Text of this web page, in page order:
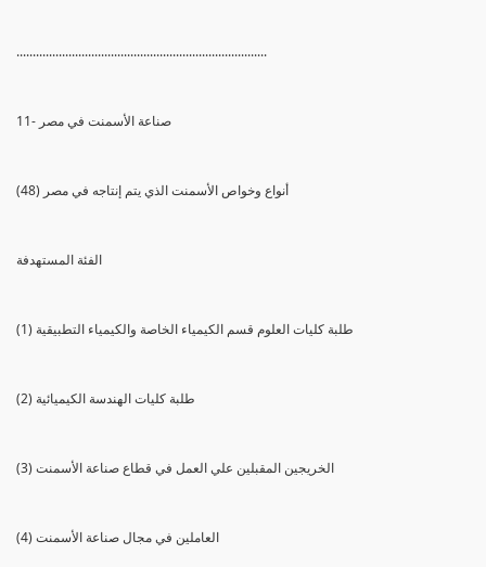
.............................................................................
11- صناعة الأسمنت في مصر
(48) أنواع وخواص الأسمنت الذي يتم إنتاجه في مصر
الفئة المستهدفة
(1) طلبة كليات العلوم قسم الكيمياء الخاصة والكيمياء التطبيقية
(2) طلبة كليات الهندسة الكيميائية
(3) الخريجين المقبلين علي العمل في قطاع صناعة الأسمنت
(4) العاملين في مجال صناعة الأسمنت